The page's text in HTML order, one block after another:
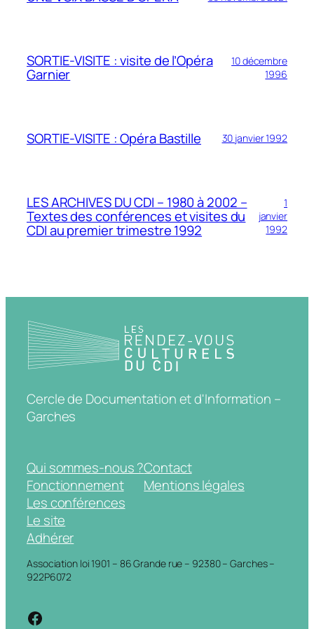
SORTIE-VISITE : visite de l’Opéra
Garnier
10 décembre
1996
SORTIE-VISITE : Opéra Bastille 30 janvier 1992
LES ARCHIVES DU CDI – 1980 à 2002 –
Textes des conférences et visites du
CDI au premier trimestre 1992
1
janvier
1992
Cercle de Documentation et d'Information –
Garches
Qui sommes-nous ?
Fonctionnement
Les conférences
Le site
Adhérer
Contact
Mentions légales
Association loi 1901 – 86 Grande rue – 92380 – Garches –
922P6072
https://www.facebook.com/